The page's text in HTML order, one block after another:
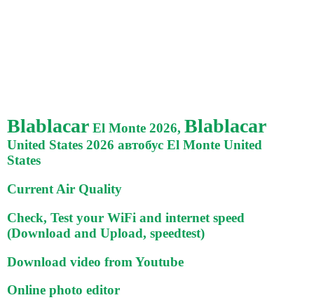
Blablacar El Monte 2026, Blablacar
United States 2026 автобус El Monte United
States
Current Air Quality
Check, Test your WiFi and internet speed
(Download and Upload, speedtest)
Download video from Youtube
Online photo editor